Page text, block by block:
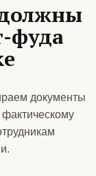
фуда
документы